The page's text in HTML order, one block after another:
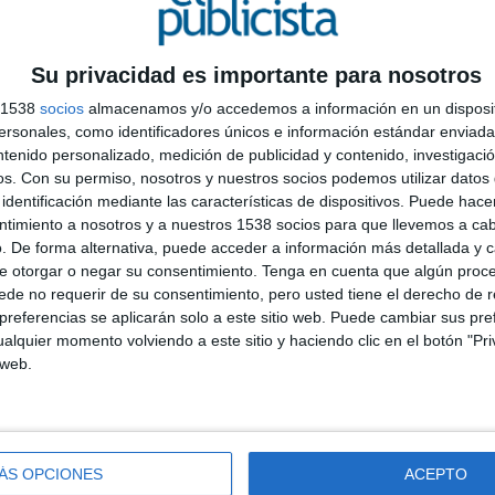
Su privacidad es importante para nosotros
socios almacenamos y/o accedemos a información en un
como identificadores únicos e información estándar
personalizado, medición de publicidad y contenido,
Con su permiso, nosotros y nuestros socios podemos utilizar datos
mediante las características de dispositivos. Puede
a nosotros y a nuestros 1538 socios para que llevemos a
De forma alternativa, puede acceder a información más detallada y
otorgar o negar su consentimiento. Tenga en cuenta que algún
no requerir de su consentimiento, pero usted tiene el derecho de
se aplicarán solo a este sitio web. Puede cambiar sus
momento volviendo a este sitio y haciendo clic en el botón
OPCIONES ACEPTO
audiencia ávida de olvidar sufrimiento y recibir
la gracia, hemos encontrado en el humor la
sabemos de su importancia a la hora de
Filomatic marcaron época y se recuerdan como
cual le afeitaron el mercado a Gillette.
campañas como las de Calvo, claro; Saba, Reig
registro, en una clave distinta, pero siempre con
absurdo, como ese otro humor nórdico que
y morboso.
Por la influencia precisamente del que viene de
ser.